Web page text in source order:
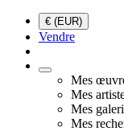
€ (EUR)
Vendre
Mes
Mes
Mes
Mes